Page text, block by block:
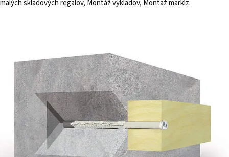
malých skladových regálov, Montáž výkladov, Montáž markíz.